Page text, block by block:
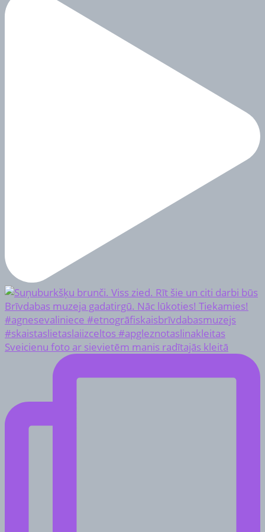
Sveicienu foto ar sievietēm manis radītajās kleitā